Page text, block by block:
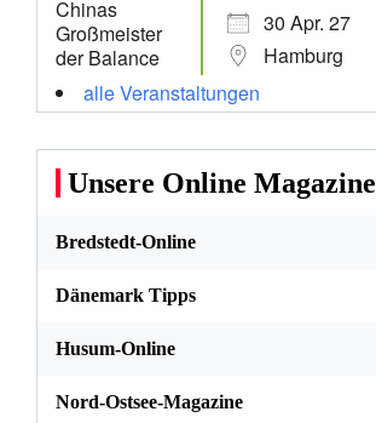
30 Apr. 27
Hamburg
alle Veranstaltungen
Unsere Online Magazine
Bredstedt-Online
Dänemark Tipps
Husum-Online
Nord-Ostsee-Magazine